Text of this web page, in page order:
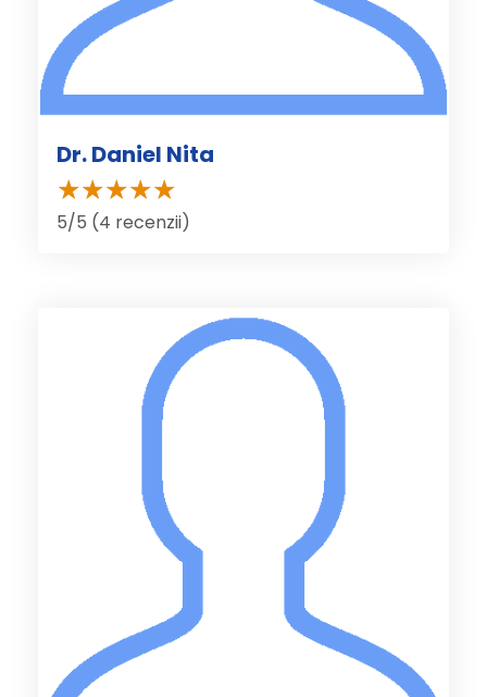
Dr. Daniel Nita
5/5 (4 recenzii)